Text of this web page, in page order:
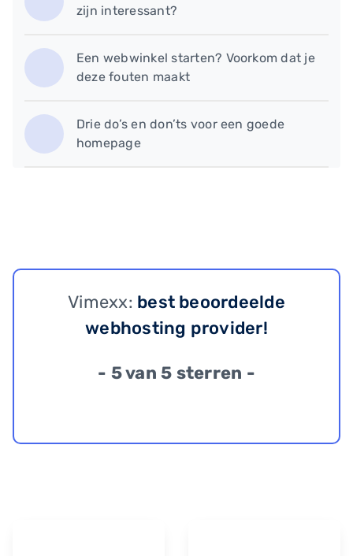
zijn interessant?
Een webwinkel starten? Voorkom dat je
deze fouten maakt
Drie do’s en don’ts voor een goede
homepage
Vimexx: best beoordeelde
webhosting provider!
- 5 van 5 sterren -